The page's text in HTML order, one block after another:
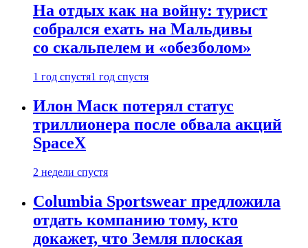
На отдых как на войну: турист
собрался ехать на Мальдивы
со скальпелем и «обезболом»
1 год спустя1 год спустя
Илон Маск потерял статус
триллионера после обвала акций
SpaceX
2 недели спустя
Columbia Sportswear предложила
отдать компанию тому, кто
докажет, что Земля плоская